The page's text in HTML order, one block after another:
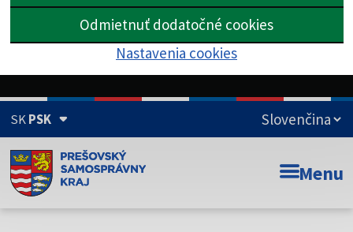
Odmietnuť dodatočné cookies
Nastavenia cookies
SKPSK
Doména psk.sk je oficiálna
Toto je oficiálna webová stránka Prešovského
Menu